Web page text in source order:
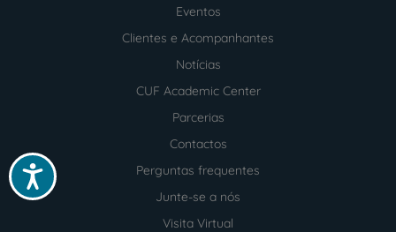
Acessibilidade
Eventos
Clientes e Acompanhantes
Notícias
CUF Academic Center
Parcerias
Contactos
Perguntas frequentes
Junte-se a nós
Visita Virtual